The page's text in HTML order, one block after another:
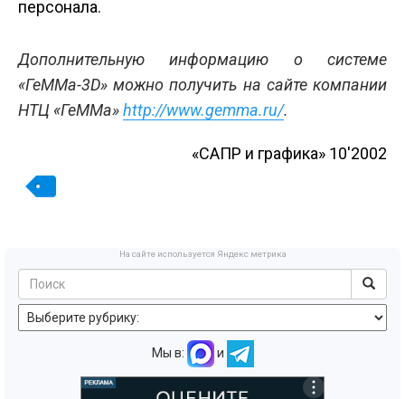
персонала.
Дополнительную информацию о системе
«ГеММа-3D» можно получить на сайте компании
НТЦ «ГеММа»http://www.gemma.ru/.
«САПР и графика» 10'2002
На сайте используется Яндекс метрика
Мы в: и